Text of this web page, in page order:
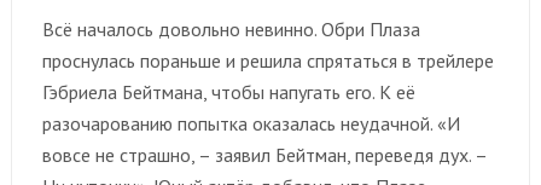
Всё началось довольно невинно. Обри Плаза
проснулась пораньше и решила спрятаться в трейлере
Гэбриела Бейтмана, чтобы напугать его. К её
разочарованию попытка оказалась неудачной. «И
вовсе не страшно, – заявил Бейтман, переведя дух. –